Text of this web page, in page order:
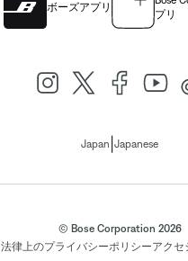
ボーズアプリ
プリ
Japan Japanese
© Bose Corporation 2026
法律上のプライバシーポリシーアクセ